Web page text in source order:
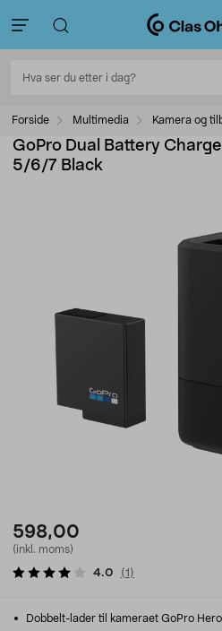
Forside Multimedia Kamera og
GoPro Dual Battery
5/6/7 Black
598,00
(inkl. moms)
4.0 (1 )
Dobbelt-lader til kameraet GoPro